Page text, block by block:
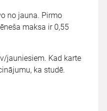
no jauna. Pirmo
maksa ir 0,55
jauniesiem. Kad karte
ka studē.